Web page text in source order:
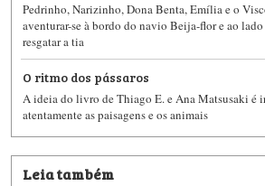
Pedrinho, Narizinho, Dona Benta, Emília e o
aventurar-se à bordo do navio Beija-flor e ao
resgatar a tia
O ritmo dos pássaros
A ideia do livro de Thiago E. e Ana Matsusaki é
atentamente as paisagens e os animais
Leia também